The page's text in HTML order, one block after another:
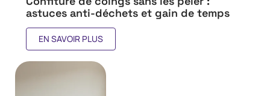
astuces anti-déchets et gain de temps
EN SAVOIR PLUS